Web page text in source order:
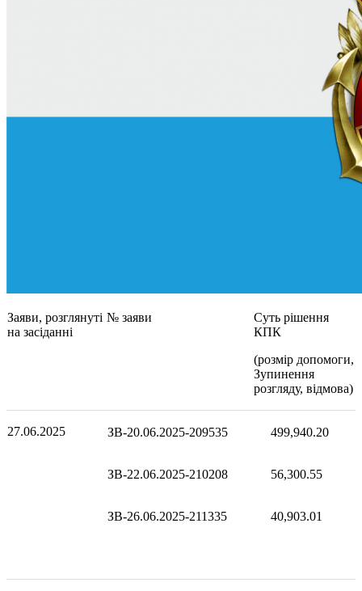
Заяви, розглянуті
на засіданні
№ заяви
Суть рішення
КПК
(розмір допомоги,
Зупинення
розгляду, відмова)
27.06.2025 ЗВ-20.06.2025-209535
ЗВ-22.06.2025-210208
ЗВ-26.06.2025-211335
499,940.20
56,300.55
40,903.01